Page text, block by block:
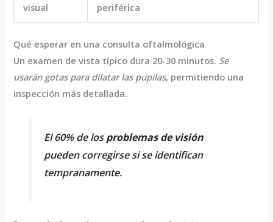
visual
periférica
Qué esperar en una consulta oftalmológica
Un examen de vista típico dura 20-30 minutos. Se
usarán gotas para dilatar las pupilas, permitiendo una
inspección más detallada.
El 60% de losproblemas de visión
pueden corregirse si se identifican
tempranamente.